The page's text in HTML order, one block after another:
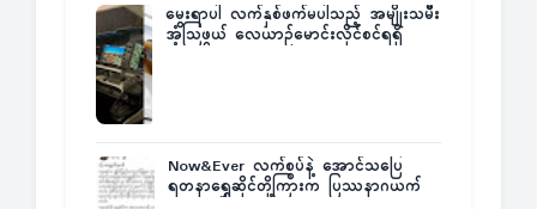
မွေးရာပါ လက်နှစ်ဖက်မပါသည့် အမျိုးသမီး
အံ့သြဖွယ် လေယာဉ်မောင်းလိုင်စင်ရရှိ
Now&Ever လက်စွပ်နဲ့ အောင်သပြေ
ရတနာရွှေဆိုင်တို့ကြားက ပြဿနာဂယက်